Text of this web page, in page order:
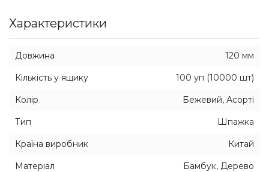
Характеристики
Довжина 120 мм
Кількість у ящику 100 уп (10000 шт)
Колір Бежевий, Асорті
Тип Шпажка
Країна виробник Китай
Матеріал Бамбук, Дерево